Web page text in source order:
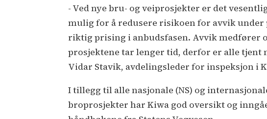
- Ved nye bru- og veiprosjekter er det
mulig for å redusere risikoen for avvik under
riktig prising i anbudsfasen. Avvik medfører
prosjektene tar lenger tid, derfor er alle tjent
Vidar Stavik, avdelingsleder for inspeksjon i
I tillegg til alle nasjonale (NS) og
broprosjekter har Kiwa god oversikt og